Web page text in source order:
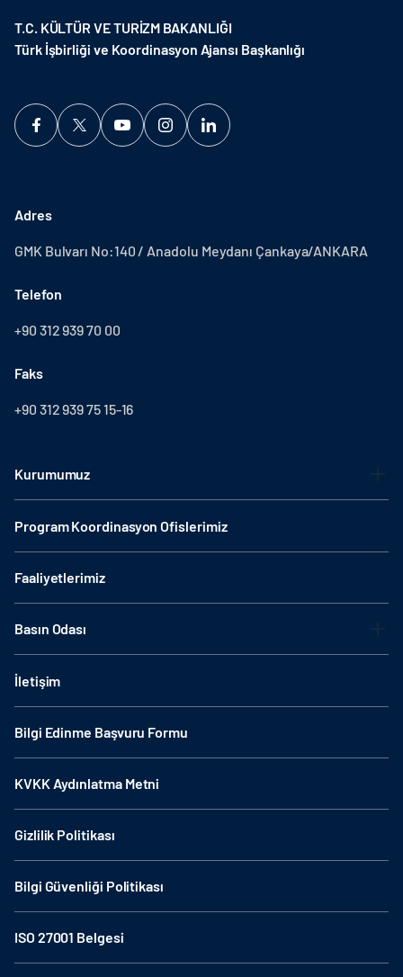
T.C. KÜLTÜR VE TURİZM BAKANLIĞI
Türk İşbirliği ve Koordinasyon Ajansı Başkanlığı
Adres
GMK Bulvarı No:140 / Anadolu Meydanı Çankaya/ANKARA
Telefon
+90 312 939 70 00
Faks
+90 312 939 75 15-16
Kurumumuz
Program Koordinasyon Ofislerimiz
Faaliyetlerimiz
Basın Odası
İletişim
Bilgi Edinme Başvuru Formu
KVKK Aydınlatma Metni
Gizlilik Politikası
Bilgi Güvenliği Politikası
ISO 27001 Belgesi